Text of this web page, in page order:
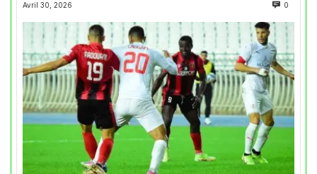
Avril 30, 2026 0